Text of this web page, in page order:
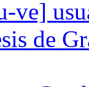
ve]
de